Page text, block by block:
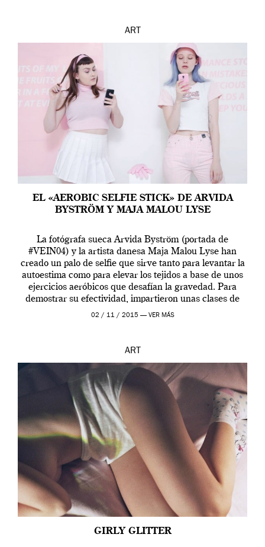
ART
EL «AEROBIC SELFIE STICK» DE ARVIDA
BYSTRÖM Y MAJA MALOU LYSE
La fotógrafa sueca Arvida Byström (portada de
#VEIN04) y la artista danesa Maja Malou Lyse han
creado un palo de selfie que sirve tanto para levantar la
autoestima como para elevar los tejidos a base de unos
ejercicios aeróbicos que desafían la gravedad. Para
demostrar su efectividad, impartieron unas clases de
prueba en el Tate […]
02 / 11 / 2015 — VER MÁS
ART
GIRLY GLITTER